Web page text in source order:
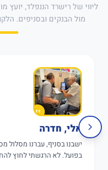
ליווי של רישרד הננפלד, יועץ
מול הבנקים ובסניפים.
אלי, חדרה
ישבנו בסניף, עברנו מסלול
בפועל. לא הרגשתי לחוץ